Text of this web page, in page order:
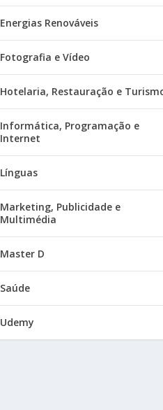
Energias Renováveis
Fotografia e Vídeo
Hotelaria, Restauração e
Informática, Programação e
Internet
Línguas
Marketing, Publicidade e
Multimédia
Master D
Saúde
Udemy